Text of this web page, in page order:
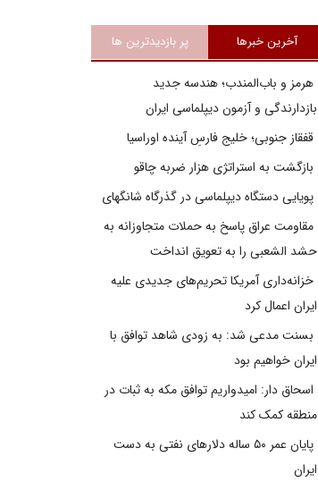
آخرین خبرها پر بازدیدترین ها
هرمز و باب‌المندب؛ هندسه جدید
بازدارندگی و آزمون دیپلماسی ایران
قفقاز جنوبی؛ خلیج فارسِ آینده اوراسیا
بازگشت به استراتژی هزار ضربه چاقو
پویایی دستگاه دیپلماسی در گذرگاه شانگهای
مقاومت عراق پاسخ به حملات متجاوزانه به
حشد الشعبی را به تعویق انداخت
خزانه‌داری آمریکا تحریم‌های جدیدی علیه
ایران اعمال کرد
بسنت مدعی شد: به زودی شاهد توافق با
ایران خواهیم بود
اسحاق دار: امیدواریم توافق مکه به ثبات در
منطقه کمک کند
پایان عمر ۵۰ ساله دلارهای نفتی به دست
ایران